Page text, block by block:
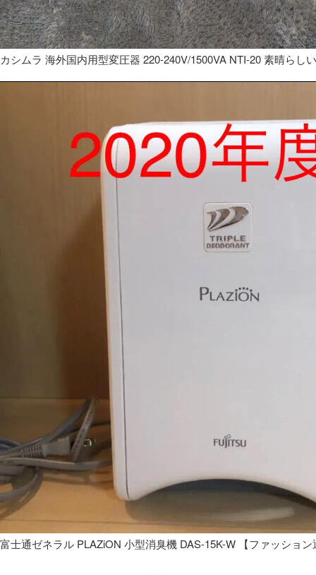
カシムラ 海外国内用型変圧器 220-240V/1500VA NTI-20 素晴らし
富士通ゼネラル PLAZiON 小型消臭機 DAS-15K-W 【ファッション